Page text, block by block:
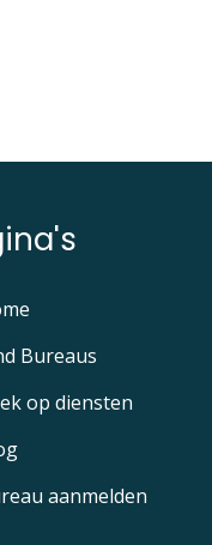
Bureaus
op diensten
aanmelden